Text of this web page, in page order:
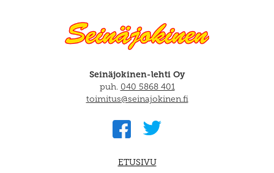
Seinäjokinen-lehti Oy
puh. 040 5868 401
toimitus@seinajokinen.fi
ETUSIVU